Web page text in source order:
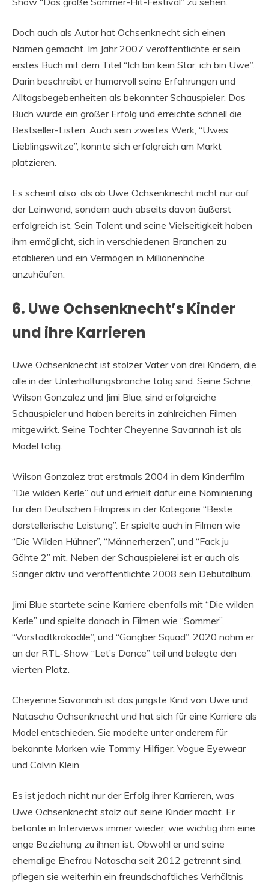
Doch auch als Autor hat Ochsenknecht sich einen
Namen gemacht. Im Jahr 2007 veröffentlichte er sein
erstes Buch mit dem Titel “Ich bin kein Star, ich bin Uwe”.
Darin beschreibt er humorvoll seine Erfahrungen und
Alltagsbegebenheiten als bekannter Schauspieler. Das
Buch wurde ein großer Erfolg und erreichte schnell die
Bestseller-Listen. Auch sein zweites Werk, “Uwes
Lieblingswitze”, konnte sich erfolgreich am Markt
platzieren.
Es scheint also, als ob Uwe Ochsenknecht nicht nur auf
der Leinwand, sondern auch abseits davon äußerst
erfolgreich ist. Sein Talent und seine Vielseitigkeit haben
ihm ermöglicht, sich in verschiedenen Branchen zu
etablieren und ein Vermögen in Millionenhöhe
anzuhäufen.
6. Uwe Ochsenknecht’s Kinder
und ihre Karrieren
Uwe Ochsenknecht ist stolzer Vater von drei Kindern, die
alle in der Unterhaltungsbranche tätig sind. Seine Söhne,
Wilson Gonzalez und Jimi Blue, sind erfolgreiche
Schauspieler und haben bereits in zahlreichen Filmen
mitgewirkt. Seine Tochter Cheyenne Savannah ist als
Model tätig.
Wilson Gonzalez trat erstmals 2004 in dem Kinderfilm
“Die wilden Kerle” auf und erhielt dafür eine Nominierung
für den Deutschen Filmpreis in der Kategorie “Beste
darstellerische Leistung”. Er spielte auch in Filmen wie
“Die Wilden Hühner”, “Männerherzen”, und “Fack ju
Göhte 2” mit. Neben der Schauspielerei ist er auch als
Sänger aktiv und veröffentlichte 2008 sein Debütalbum.
Jimi Blue startete seine Karriere ebenfalls mit “Die wilden
Kerle” und spielte danach in Filmen wie “Sommer”,
“Vorstadtkrokodile”, und “Gangber Squad”. 2020 nahm er
an der RTL-Show “Let’s Dance” teil und belegte den
vierten Platz.
Cheyenne Savannah ist das jüngste Kind von Uwe und
Natascha Ochsenknecht und hat sich für eine Karriere als
Model entschieden. Sie modelte unter anderem für
bekannte Marken wie Tommy Hilfiger, Vogue Eyewear
und Calvin Klein.
Es ist jedoch nicht nur der Erfolg ihrer Karrieren, was
Uwe Ochsenknecht stolz auf seine Kinder macht. Er
betonte in Interviews immer wieder, wie wichtig ihm eine
enge Beziehung zu ihnen ist. Obwohl er und seine
ehemalige Ehefrau Natascha seit 2012 getrennt sind,
pflegen sie weiterhin ein freundschaftliches Verhältnis